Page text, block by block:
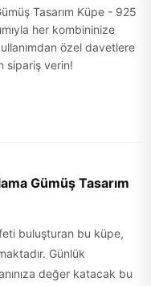
Tasarım Küpe - 925
her kombininize
özel davetlere
sipariş verin!
Gümüş Tasarım
buluşturan bu küpe,
Günlük
değer katacak bu